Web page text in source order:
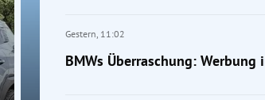
Gestern, 11:02
BMWs Überraschung: